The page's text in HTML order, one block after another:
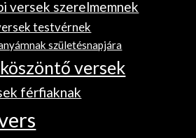
versek szerelmemnek
testvérnek
születésnapjára
versek
férfiaknak